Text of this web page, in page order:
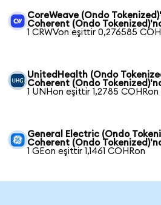
CoreWeave (Ondo
Coherent (Ondo
1 CRWVon eşittir 0,276585
UnitedHealth (Ondo
Coherent (Ondo
1 UNHon eşittir 1,2785 COHRon
General Electric (Ondo
Coherent (Ondo
1 GEon eşittir 1,1461 COHRon